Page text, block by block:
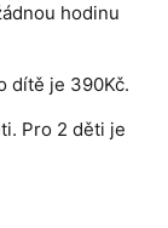
hodinu
dítě je 390Kč.
Pro 2 děti je